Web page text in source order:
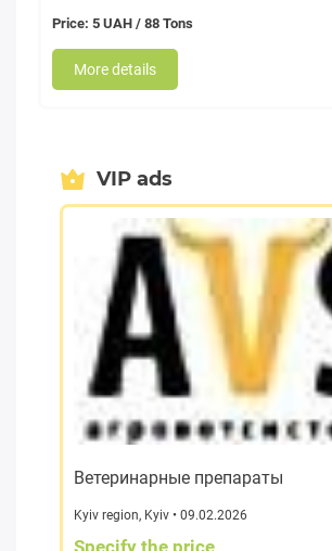
Price: 5 UAH / 88 Tons
More details
VIP ads
Ветеринарные препараты
Kyiv region, Kyiv • 09.02.2026
Specify the price